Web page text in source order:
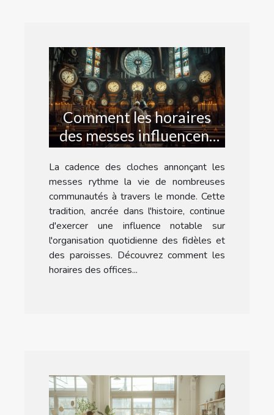
Comment les horaires
des messes influencent
la vie quotidienne
La cadence des cloches annonçant les
messes rythme la vie de nombreuses
communautés à travers le monde. Cette
tradition, ancrée dans l'histoire, continue
d'exercer une influence notable sur
l'organisation quotidienne des fidèles et
des paroisses. Découvrez comment les
horaires des offices...